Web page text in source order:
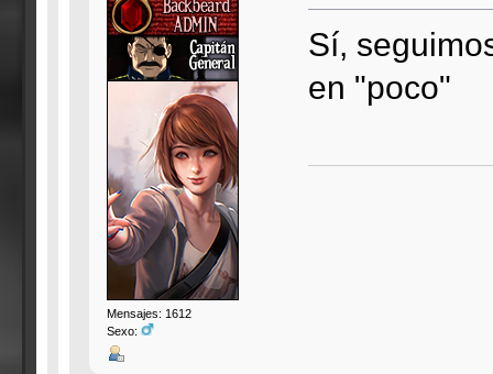
Mensajes: 1612
Sexo:
Sí,
en "poco"